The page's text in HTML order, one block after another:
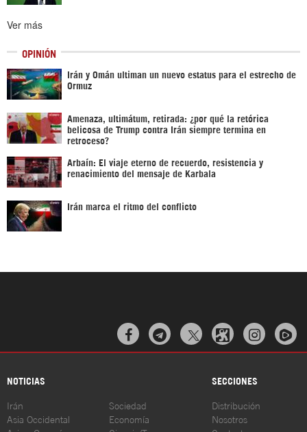
Ver más
OPINIÓN
Irán y Omán ultiman un nuevo estatus para el estrecho de
Ormuz
Amenaza, ultimátum, retirada: ¿por qué la retórica
belicosa de Trump contra Irán siempre termina en
retroceso?
Arbaín: El viaje eterno de recuerdo, resistencia y
renacimiento del mensaje de Karbala
Irán marca el ritmo del conflicto
  
NOTICIAS SECCIONES
Irán
Asia Occidental
Sociedad
Economía
Distribución
Nosotros